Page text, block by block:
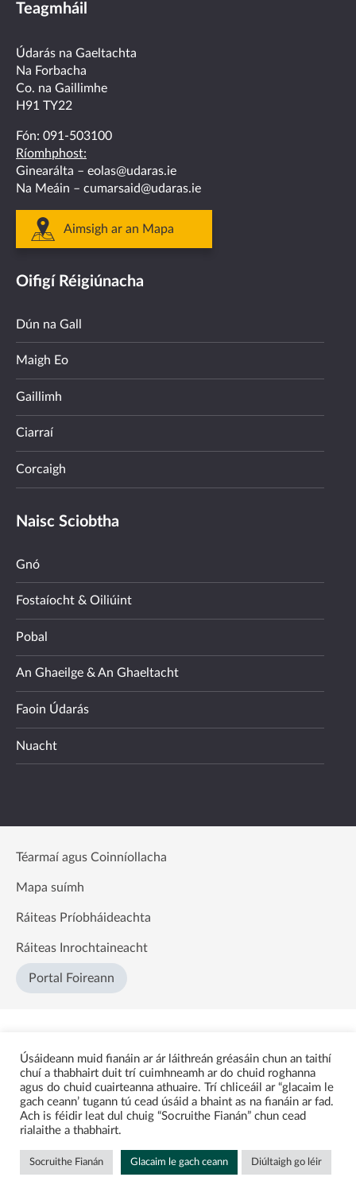
on
facebook
on
twitterlinkedin
Teagmháil
Údarás na Gaeltachta
Na Forbacha
Co. na Gaillimhe
H91 TY22
Fón: 091-503100
Ríomhphost:
Ginearálta – eolas@udaras.ie
Na Meáin – cumarsaid@udaras.ie
Aimsigh ar an Mapa
Oifigí Réigiúnacha
Dún na Gall
Maigh Eo
Gaillimh
Ciarraí
Corcaigh
Naisc Sciobtha
Gnó
Fostaíocht & Oiliúint
Pobal
An Ghaeilge & An Ghaeltacht
Faoin Údarás
Nuacht
Téarmaí agus Coinníollacha
Mapa suímh
Ráiteas Príobháideachta
Ráiteas Inrochtaineacht
Portal Foireann
Úsáideann muid fianáin ar ár láithreán gréasáin chun an taithí
chuí a thabhairt duit trí cuimhneamh ar do chuid roghanna
agus do chuid cuairteanna athuaire. Trí chliceáil ar “glacaim le
gach ceann’ tugann tú cead úsáid a bhaint as na fianáin ar fad.
Ach is féidir leat dul chuig “Socruithe Fianán” chun cead
rialaithe a thabhairt.
Socruithe Fianán Glacaim le gach ceann Diúltaigh go léir